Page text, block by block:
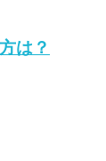
は？